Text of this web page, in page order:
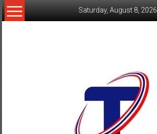
Skip
to
Saturday, August 8, 2026